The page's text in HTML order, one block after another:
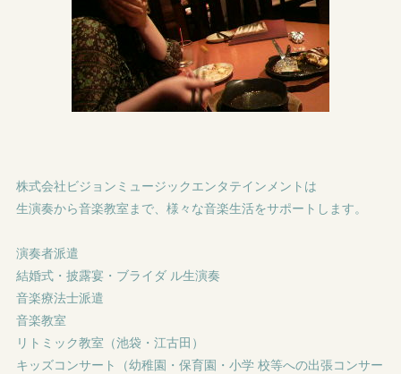
株式会社ビジョンミュージックエンタテインメントは
生演奏から音楽教室まで、様々な音楽生活をサポートします。
演奏者派遣
結婚式・披露宴・ブライダ ル生演奏
音楽療法士派遣
音楽教室
リトミック教室（池袋・江古田）
キッズコンサート（幼稚園・保育園・小学 校等への出張コンサー